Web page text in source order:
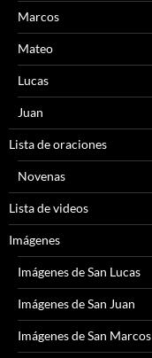
Marcos
Mateo
Lucas
Juan
Lista de oraciones
Novenas
Lista de videos
Imágenes
Imágenes de San Lucas
Imágenes de San Juan
Imágenes de San Marcos